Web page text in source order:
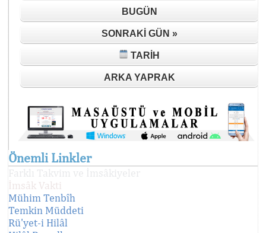
BUGÜN
SONRAKI GÜN »
TARIH
ARKA YAPRAK
Önemli Linkler
İmsâk Vakti
Mühim Tenbîh
Temkin Müddeti
Rü'yet-i Hilâl